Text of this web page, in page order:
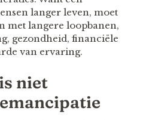
langer leven, moet
met langere loopbanen,
gezondheid, financiële
van ervaring.
niet